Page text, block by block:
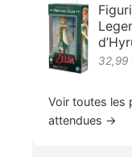
32,99
Voir toutes les
attendues →